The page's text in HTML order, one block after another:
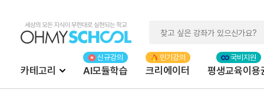
카테고리 AI모듈학습 크리에이터 평생교육이용